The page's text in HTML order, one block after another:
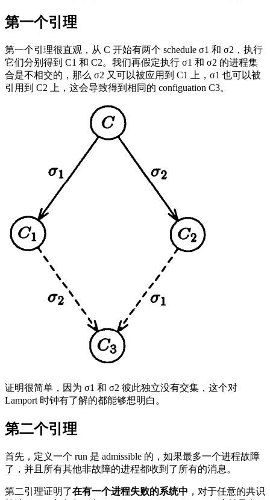
第一个引理
第一个引理很直观，从 C 开始有两个 schedule σ1 和 σ2，执行
它们分别得到 C1 和 C2。我们再假定执行 σ1 和 σ2 的进程集
合是不相交的，那么 σ2 又可以被应用到 C1 上，σ1 也可以被
引用到 C2 上，这会导致得到相同的 configuation C3。
证明很简单，因为 σ1 和 σ2 彼此独立没有交集，这个对
Lamport 时钟有了解的都能够想明白。
第二个引理
首先，定义一个 run 是 admissible 的，如果最多一个进程故障
了，并且所有其他非故障的进程都收到了所有的消息。
第二引理证明了在有一个进程失败的系统中 ，对于任意的共识